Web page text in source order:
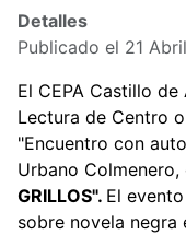
Detalles
Publicado el 21
El CEPA Castillo
Lectura de Centro
"Encuentro con
Urbano
GRILLOS". El
sobre novela negra